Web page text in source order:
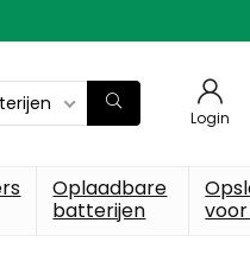
Login
Oplaadbare
batterijen